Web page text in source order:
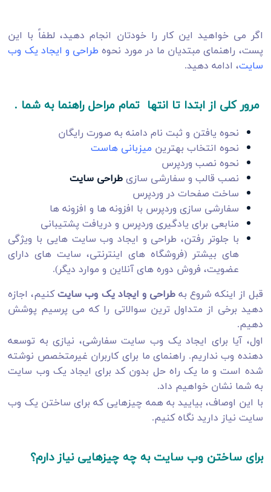
اگر می خواهید این کار را خودتان انجام دهید، لطفاً با این
پست، راهنمای مبتدیان ما در مورد نحوه طراحی و ایجاد یک وب
سایت، ادامه دهید.
مرور کلی از ابتدا تا انتها تمام مراحل راهنما به شما .
نحوه یافتن و ثبت نام دامنه به صورت رایگان
نحوه انتخاب بهترین میزبانی هاست
نحوه نصب وردپرس
نصب قالب و سفارشی سازیطراحی سایت
ساخت صفحات در وردپرس
سفارشی سازی وردپرس با افزونه ها و افزونه ها
منابعی برای یادگیری وردپرس و دریافت پشتیبانی
با جلوتر رفتن، طراحی و ایجاد وب سایت هایی با ویژگی
های بیشتر (فروشگاه های اینترنتی، سایت های دارای
عضویت، فروش دوره های آنلاین و موارد دیگر).
قبل از اینکه شروع بهطراحی و ایجاد یک وب سایتکنیم، اجازه
دهید برخی از متداول ترین سوالاتی را که می پرسیم پوشش
دهیم.
اول، آیا برای ایجاد یک وب سایت سفارشی، نیازی به توسعه
دهنده وب نداریم. راهنمای ما برای کاربران غیرمتخصص نوشته
شده است و ما یک راه حل بدون کد برای ایجاد یک وب سایت
به شما نشان خواهیم داد.
با این اوصاف، بیایید به همه چیزهایی که برای ساختن یک وب
سایت نیاز دارید نگاه کنیم.
برای ساختن وب سایت به چه چیزهایی نیاز دارم؟